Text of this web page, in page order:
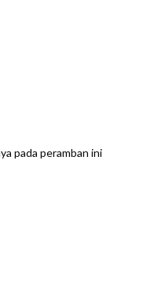
pada peramban ini